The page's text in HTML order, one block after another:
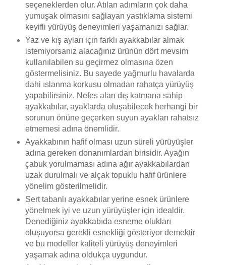
seçeneklerden olur. Atılan adımların çok daha
yumuşak olmasını sağlayan yastıklama sistemi
keyifli yürüyüş deneyimleri yaşamanızı sağlar.
Yaz ve kış ayları için farklı ayakkabılar almak
istemiyorsanız alacağınız ürünün dört mevsim
kullanılabilen su geçirmez olmasına özen
göstermelisiniz. Bu sayede yağmurlu havalarda
dahi ıslanma korkusu olmadan rahatça yürüyüş
yapabilirsiniz. Nefes alan dış katmana sahip
ayakkabılar, ayaklarda oluşabilecek herhangi bir
sorunun önüne geçerken suyun ayakları rahatsız
etmemesi adına önemlidir.
Ayakkabının hafif olması uzun süreli yürüyüşler
adına gereken donanımlardan birisidir. Ayağın
çabuk yorulmaması adına ağır ayakkabılardan
uzak durulmalı ve alçak topuklu hafif ürünlere
yönelim gösterilmelidir.
Sert tabanlı ayakkabılar yerine esnek ürünlere
yönelmek iyi ve uzun yürüyüşler için idealdir.
Denediğiniz ayakkabıda esneme olukları
oluşuyorsa gerekli esnekliği gösteriyor demektir
ve bu modeller kaliteli yürüyüş deneyimleri
yaşamak adına oldukça uygundur.